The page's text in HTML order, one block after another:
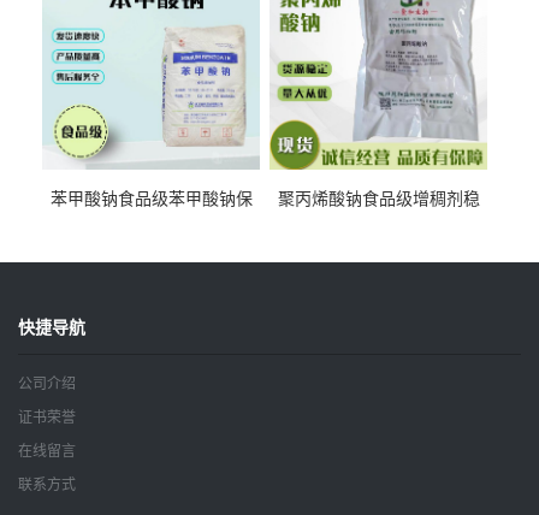
苯甲酸钠食品级苯甲酸钠保
聚丙烯酸钠食品级增稠剂稳
快捷导航
公司介绍
证书荣誉
在线留言
联系方式